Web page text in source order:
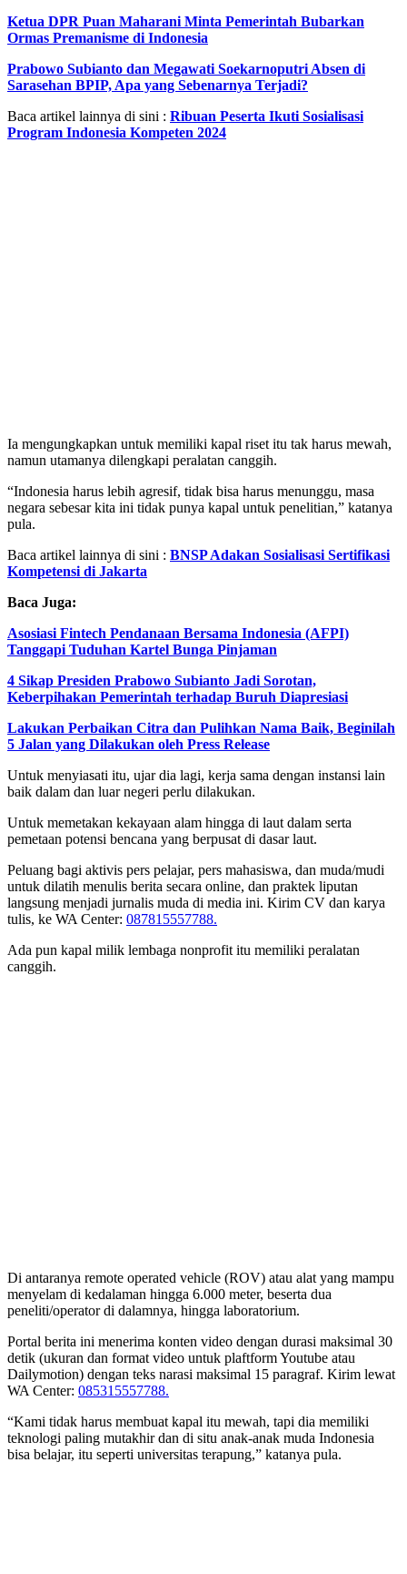
Ketua DPR Puan Maharani Minta Pemerintah Bubarkan
Ormas Premanisme di Indonesia
Prabowo Subianto dan Megawati Soekarnoputri Absen di
Sarasehan BPIP, Apa yang Sebenarnya Terjadi?
Baca artikel lainnya di sini : Ribuan Peserta Ikuti Sosialisasi
Program Indonesia Kompeten 2024
Ia mengungkapkan untuk memiliki kapal riset itu tak harus mewah,
namun utamanya dilengkapi peralatan canggih.
“Indonesia harus lebih agresif, tidak bisa harus menunggu, masa
negara sebesar kita ini tidak punya kapal untuk penelitian,” katanya
pula.
Baca artikel lainnya di sini : BNSP Adakan Sosialisasi Sertifikasi
Kompetensi di Jakarta
Baca Juga:
Asosiasi Fintech Pendanaan Bersama Indonesia (AFPI)
Tanggapi Tuduhan Kartel Bunga Pinjaman
4 Sikap Presiden Prabowo Subianto Jadi Sorotan,
Keberpihakan Pemerintah terhadap Buruh Diapresiasi
Lakukan Perbaikan Citra dan Pulihkan Nama Baik, Beginilah
5 Jalan yang Dilakukan oleh Press Release
Untuk menyiasati itu, ujar dia lagi, kerja sama dengan instansi lain
baik dalam dan luar negeri perlu dilakukan.
Untuk memetakan kekayaan alam hingga di laut dalam serta
pemetaan potensi bencana yang berpusat di dasar laut.
Peluang bagi aktivis pers pelajar, pers mahasiswa, dan muda/mudi
untuk dilatih menulis berita secara online, dan praktek liputan
langsung menjadi jurnalis muda di media ini. Kirim CV dan karya
tulis, ke WA Center: 087815557788.
Ada pun kapal milik lembaga nonprofit itu memiliki peralatan
canggih.
Di antaranya remote operated vehicle (ROV) atau alat yang mampu
menyelam di kedalaman hingga 6.000 meter, beserta dua
peneliti/operator di dalamnya, hingga laboratorium.
Portal berita ini menerima konten video dengan durasi maksimal 30
detik (ukuran dan format video untuk plaftform Youtube atau
Dailymotion) dengan teks narasi maksimal 15 paragraf. Kirim lewat
WA Center: 085315557788.
“Kami tidak harus membuat kapal itu mewah, tapi dia memiliki
teknologi paling mutakhir dan di situ anak-anak muda Indonesia
bisa belajar, itu seperti universitas terapung,” katanya pula.